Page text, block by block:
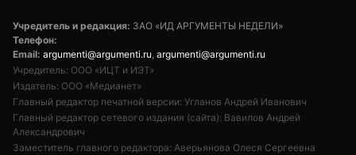
Учредитель и редакция: ЗАО «ИД АРГУМЕНТЫ НЕДЕЛИ»
Телефон:
Email: argumenti@argumenti.ru, argumenti@argumenti.ru
Учредитель: ООО «ИЦТ и ИЭТ»
Издатель: ООО «Медианет»
Главный редактор печатной версии: Угланов Андрей Иванович
Главный редактор сетевого издания (сайта): Вавилов Андрей
Александрович
Заместитель главного редактора: Аверьянова Олеся Сергеевна